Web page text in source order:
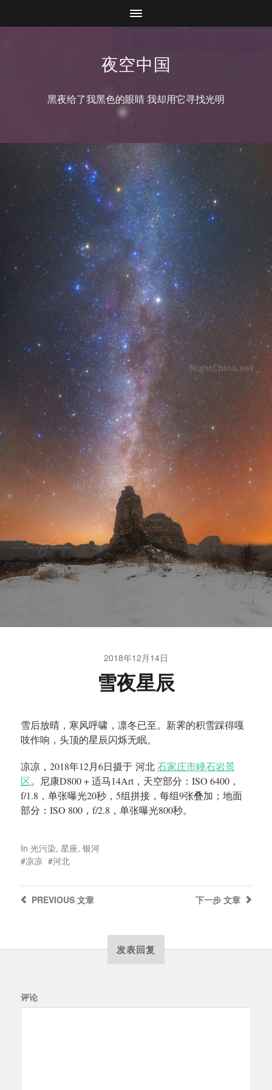
夜空中国
黑夜给了我黑色的眼睛 我却用它寻找光明
2018年12月14日
雪夜星辰
雪后放晴，寒风呼啸，凛冬已至。新霁的积雪踩得嘎
吱作响，头顶的星辰闪烁无眠。
凉凉，2018年12月6日摄于 河北石家庄市嶂石岩景
区。尼康D800 + 适马14Art，天空部分：ISO 6400，
f/1.8，单张曝光20秒，5组拼接，每组9张叠加；地面
部分：ISO 800，f/2.8，单张曝光800秒。
In 光污染, 星座, 银河
凉凉
河北
下一步 文章
PREVIOUS文章
发表回复
评论